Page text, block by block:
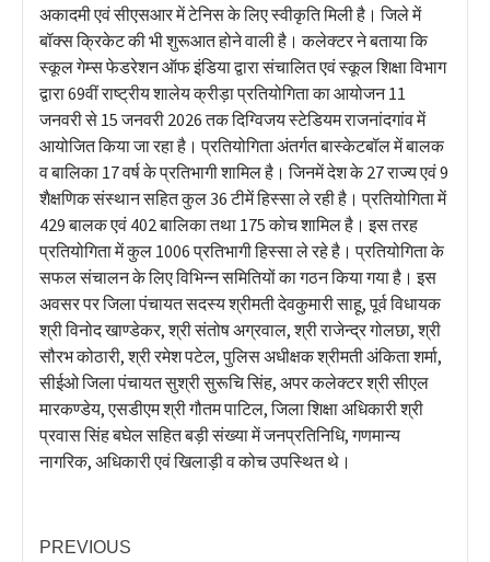
अकादमी एवं सीएसआर में टेनिस के लिए स्वीकृति मिली है। जिले में
बॉक्स क्रिकेट की भी शुरूआत होने वाली है। कलेक्टर ने बताया कि
स्कूल गेम्स फेडरेशन ऑफ इंडिया द्वारा संचालित एवं स्कूल शिक्षा विभाग
द्वारा 69वीं राष्ट्रीय शालेय क्रीड़ा प्रतियोगिता का आयोजन 11
जनवरी से 15 जनवरी 2026 तक दिग्विजय स्टेडियम राजनांदगांव में
आयोजित किया जा रहा है। प्रतियोगिता अंतर्गत बास्केटबॉल में बालक
व बालिका 17 वर्ष के प्रतिभागी शामिल है। जिनमें देश के 27 राज्य एवं 9
शैक्षणिक संस्थान सहित कुल 36 टीमें हिस्सा ले रही है। प्रतियोगिता में
429 बालक एवं 402 बालिका तथा 175 कोच शामिल है। इस तरह
प्रतियोगिता में कुल 1006 प्रतिभागी हिस्सा ले रहे है। प्रतियोगिता के
सफल संचालन के लिए विभिन्न समितियों का गठन किया गया है। इस
अवसर पर जिला पंचायत सदस्य श्रीमती देवकुमारी साहू, पूर्व विधायक
श्री विनोद खाण्डेकर, श्री संतोष अग्रवाल, श्री राजेन्द्र गोलछा, श्री
सौरभ कोठारी, श्री रमेश पटेल, पुलिस अधीक्षक श्रीमती अंकिता शर्मा,
सीईओ जिला पंचायत सुश्री सुरूचि सिंह, अपर कलेक्टर श्री सीएल
मारकण्डेय, एसडीएम श्री गौतम पाटिल, जिला शिक्षा अधिकारी श्री
प्रवास सिंह बघेल सहित बड़ी संख्या में जनप्रतिनिधि, गणमान्य
नागरिक, अधिकारी एवं खिलाड़ी व कोच उपस्थित थे।
PREVIOUS